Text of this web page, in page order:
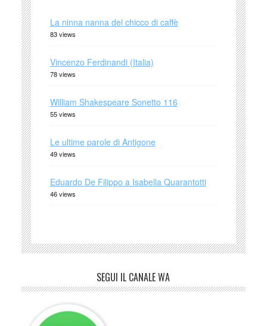
La ninna nanna del chicco di caffè
83 views
Vincenzo Ferdinandi (Italia)
78 views
William Shakespeare Sonetto 116
55 views
Le ultime parole di Antigone
49 views
Eduardo De Filippo a Isabella Quarantotti
46 views
SEGUI IL CANALE WA